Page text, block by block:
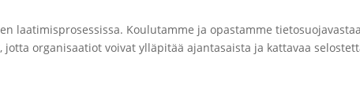
laatimisprosessissa. Koulutamme ja opastamme
organisaatiot voivat ylläpitää ajantasaista ja kattavaa